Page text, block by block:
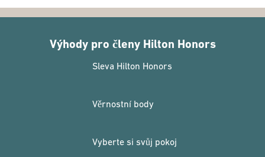
Výhody pro členy Hilton Honors
Sleva Hilton Honors
Věrnostní body
Vyberte si svůj pokoj